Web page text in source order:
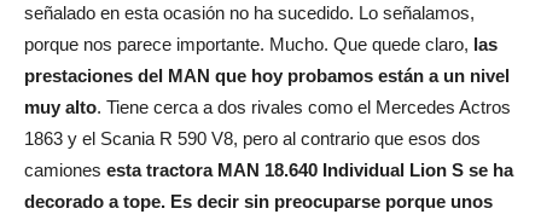
señalado en esta ocasión no ha sucedido. Lo señalamos,
porque nos parece importante. Mucho. Que quede claro, las
prestaciones del MAN que hoy probamos están a un nivel
muy alto. Tiene cerca a dos rivales como el Mercedes Actros
1863 y el Scania R 590 V8, pero al contrario que esos dos
camiones esta tractora MAN 18.640 Individual Lion S se ha
decorado a tope. Es decir sin preocuparse porque unos